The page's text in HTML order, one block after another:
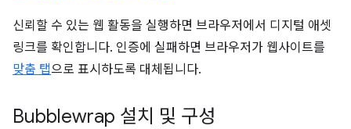
신뢰할 수 있는 웹 활동을 실행하면 브라우저에서 디지털 애셋
링크를 확인합니다. 인증에 실패하면 브라우저가 웹사이트를
맞춤 탭으로 표시하도록 대체됩니다.
Bubblewrap 설치 및 구성